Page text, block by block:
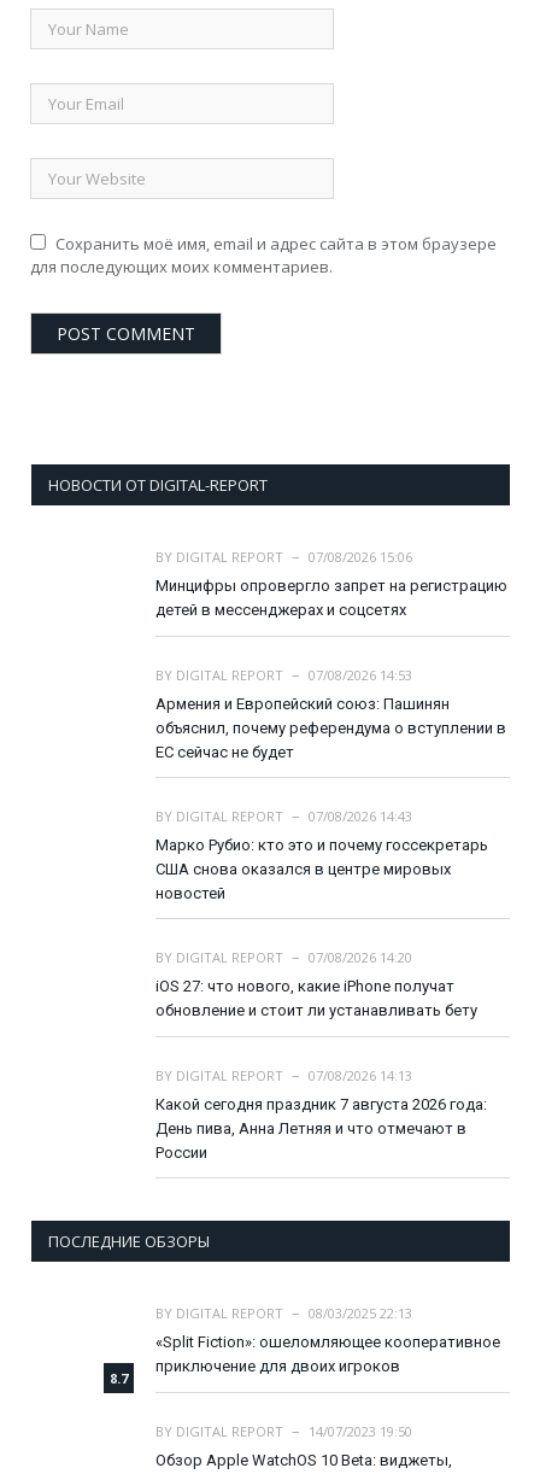
Сохранить моё имя, email и адрес сайта в этом браузере
для последующих моих комментариев.
НОВОСТИ ОТ DIGITAL-REPORT
BY DIGITAL REPORT
07/08/2026 15:06
Минцифры опровергло запрет на регистрацию
детей в мессенджерах и соцсетях
BY DIGITAL REPORT
07/08/2026 14:53
Армения и Европейский союз: Пашинян
объяснил, почему референдума о вступлении в
ЕС сейчас не будет
BY DIGITAL REPORT
07/08/2026 14:43
Марко Рубио: кто это и почему госсекретарь
США снова оказался в центре мировых
новостей
BY DIGITAL REPORT
07/08/2026 14:20
iOS 27: что нового, какие iPhone получат
обновление и стоит ли устанавливать бету
BY DIGITAL REPORT
07/08/2026 14:13
Какой сегодня праздник 7 августа 2026 года:
День пива, Анна Летняя и что отмечают в
России
ПОСЛЕДНИЕ ОБЗОРЫ
8.7
BY DIGITAL REPORT
08/03/2025 22:13
«Split Fiction»: ошеломляющее кооперативное
приключение для двоих игроков
BY DIGITAL REPORT
14/07/2023 19:50
Обзор Apple WatchOS 10 Beta: виджеты,